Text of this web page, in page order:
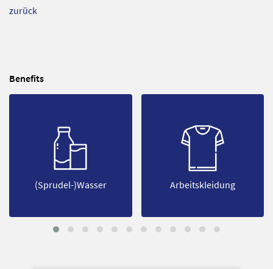
zurück
Benefits
Arbeitskleidung
Altersvorsorge (BAV)